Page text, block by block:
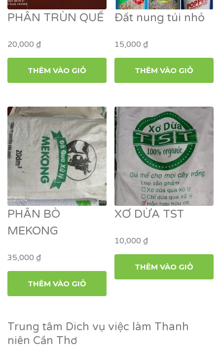
PHÂN TRÙN QUẾ
20,000 ₫
THÊM VÀO GIỎ
Đất nung túi nhỏ
15,000₫
THÊM VÀO GIỎ
PHÂN BÒ
MEKONG
35,000 ₫
THÊM VÀO GIỎ
XƠ DỪA TST
10,000₫
THÊM VÀO GIỎ
Trung tâm Dich vụ việc làm Thanh
niên Cần Thơ